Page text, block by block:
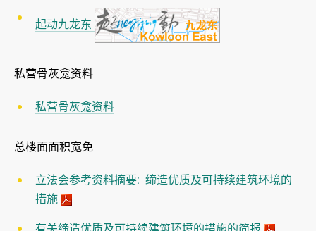
起动九龙东
私营骨灰龛资料
私营骨灰龛资料
总楼面面积宽免
立法会参考资料摘要: 缔造优质及可持续建筑环境的
措施